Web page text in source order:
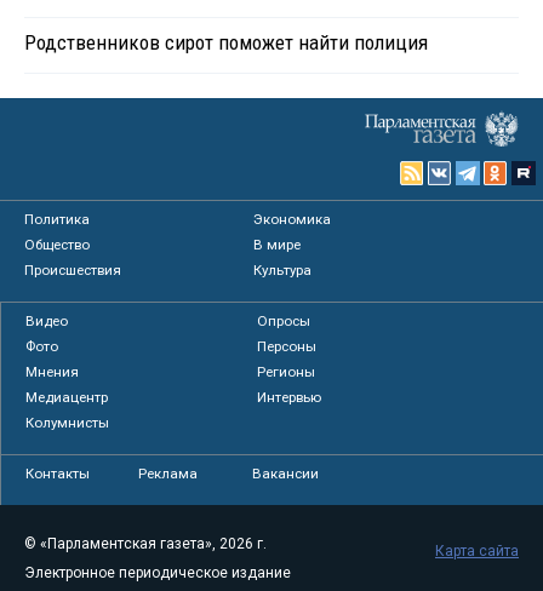
Родственников сирот поможет найти полиция
Политика
Экономика
Общество
В мире
Происшествия
Культура
Видео
Опросы
Фото
Персоны
Мнения
Регионы
Медиацентр
Интервью
Колумнисты
Контакты Реклама Вакансии
© «Парламентская газета», 2026 г.
Электронное периодическое издание
Карта сайта